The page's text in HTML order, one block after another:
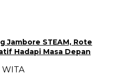
Jambore STEAM, Rote
Hadapi Masa Depan